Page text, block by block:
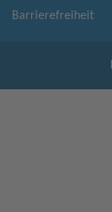
Barrierefreiheit